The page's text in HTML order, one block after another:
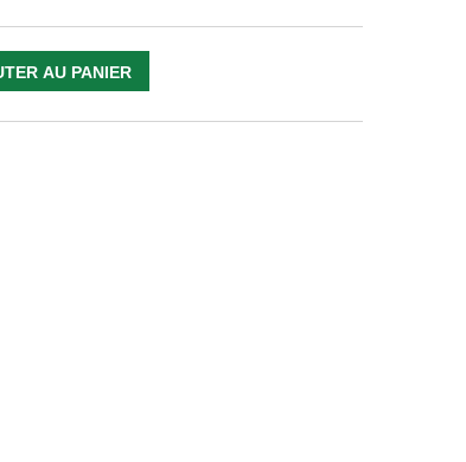
AU PANIER